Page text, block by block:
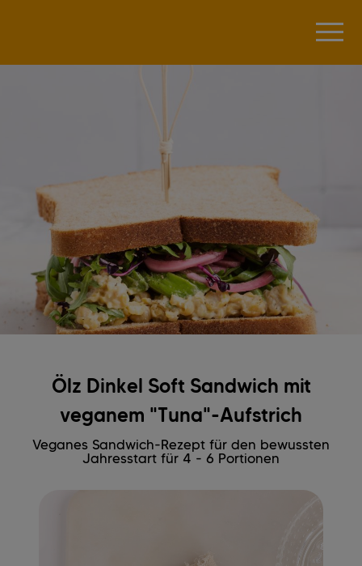
Ölz Dinkel Soft Sandwich mit
veganem "Tuna"-Aufstrich
Veganes Sandwich-Rezept für den bewussten
Jahresstart für 4 - 6 Portionen